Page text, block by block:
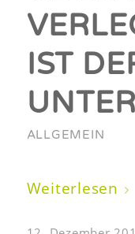
IST
ALLGEMEIN
Weiterlesen